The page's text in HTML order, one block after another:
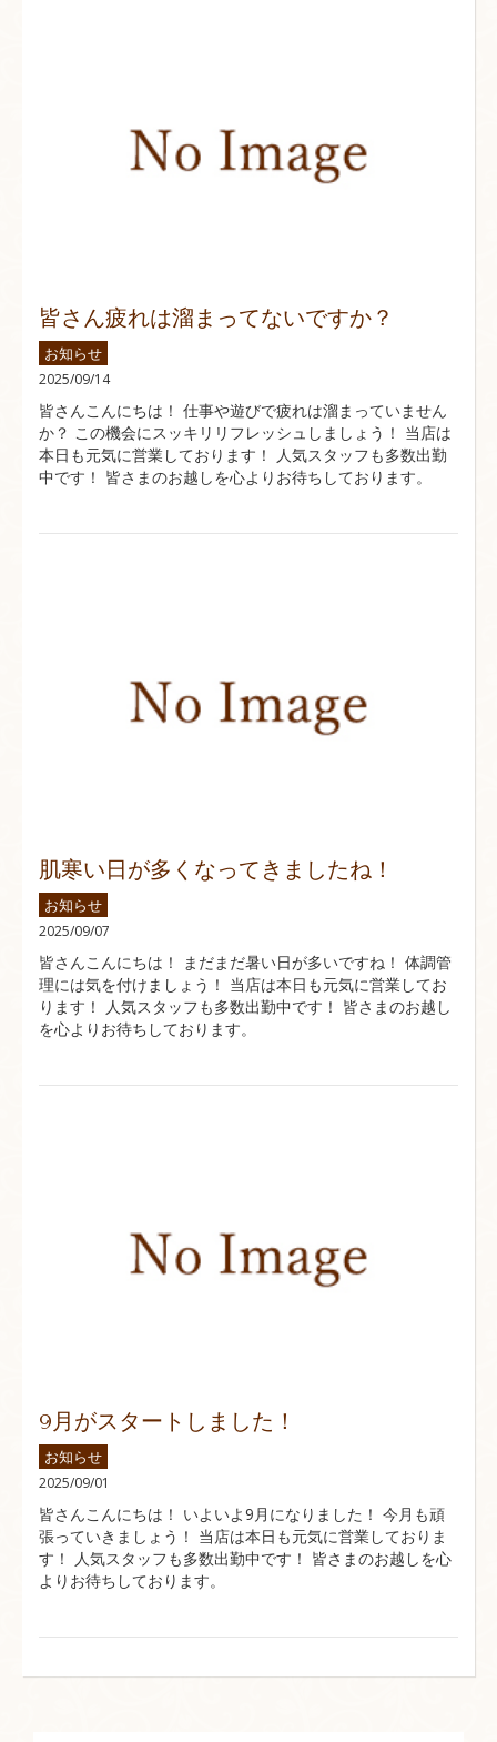
皆さん疲れは溜まってないですか？
お知らせ
2025/09/14
皆さんこんにちは！ 仕事や遊びで疲れは溜まっていません
か？ この機会にスッキリリフレッシュしましょう！ 当店は
本日も元気に営業しております！ 人気スタッフも多数出勤
中です！ 皆さまのお越しを心よりお待ちしております。
肌寒い日が多くなってきましたね！
お知らせ
2025/09/07
皆さんこんにちは！ まだまだ暑い日が多いですね！ 体調管
理には気を付けましょう！ 当店は本日も元気に営業してお
ります！ 人気スタッフも多数出勤中です！ 皆さまのお越し
を心よりお待ちしております。
9月がスタートしました！
お知らせ
2025/09/01
皆さんこんにちは！ いよいよ9月になりました！ 今月も頑
張っていきましょう！ 当店は本日も元気に営業しておりま
す！ 人気スタッフも多数出勤中です！ 皆さまのお越しを心
よりお待ちしております。